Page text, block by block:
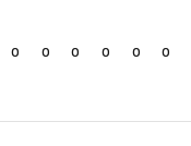
0 0 0 0 0 0